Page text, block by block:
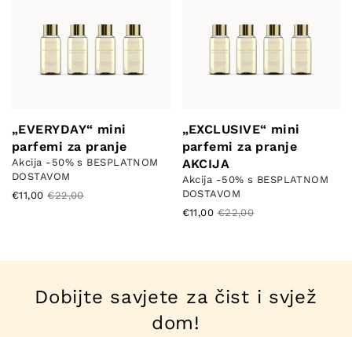
„EVERYDAY“ mini
parfemi za pranje
Akcija -50% s BESPLATNOM
DOSTAVOM
€11,00 €22,00
„EXCLUSIVE“ mini
parfemi za pranje
AKCIJA
Akcija -50% s BESPLATNOM
DOSTAVOM
€11,00 €22,00
Dobijte savjete za čist i svjež
dom!